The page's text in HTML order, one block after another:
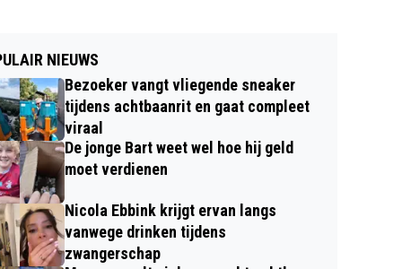
NIEUWS
Bezoeker vangt vliegende sneaker
tijdens achtbaanrit en gaat compleet
viraal
De jonge Bart weet wel hoe hij geld
moet verdienen
Nicola Ebbink krijgt ervan langs
vanwege drinken tijdens
zwangerschap